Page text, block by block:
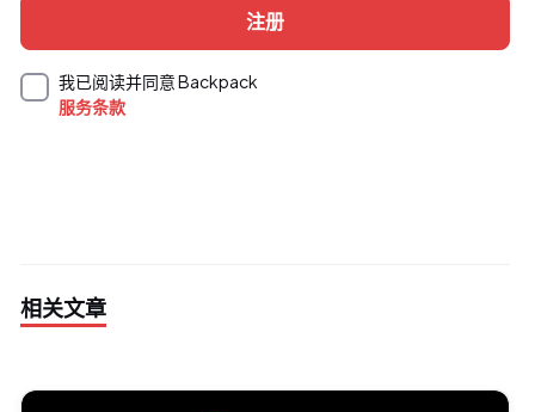
我已阅读并同意 Backpack
服务条款
相关文章